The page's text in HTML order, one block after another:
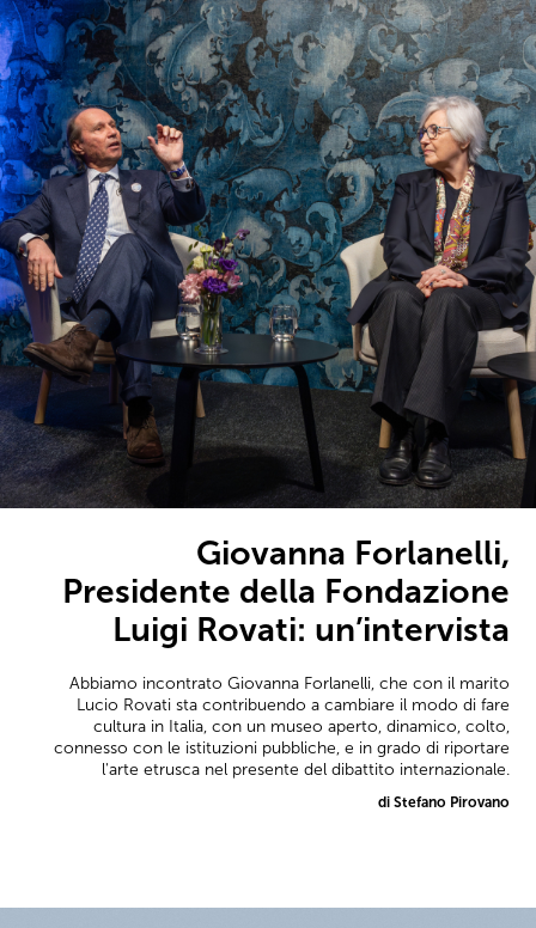
Giovanna Forlanelli,
Presidente della Fondazione
Luigi Rovati: un’intervista
Abbiamo incontrato Giovanna Forlanelli, che con il marito
Lucio Rovati sta contribuendo a cambiare il modo di fare
cultura in Italia, con un museo aperto, dinamico, colto,
connesso con le istituzioni pubbliche, e in grado di riportare
l'arte etrusca nel presente del dibattito internazionale.
di Stefano Pirovano